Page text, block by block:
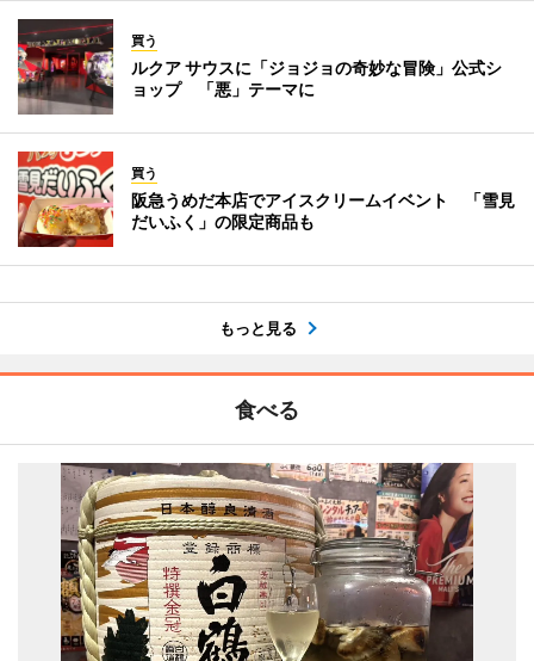
買う
ルクア サウスに「ジョジョの奇妙な冒険」公式シ
ョップ 「悪」テーマに
買う
阪急うめだ本店でアイスクリームイベント 「雪見
だいふく」の限定商品も
もっと見る
食べる